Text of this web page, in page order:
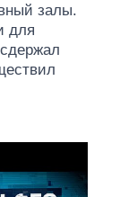
залы.
для